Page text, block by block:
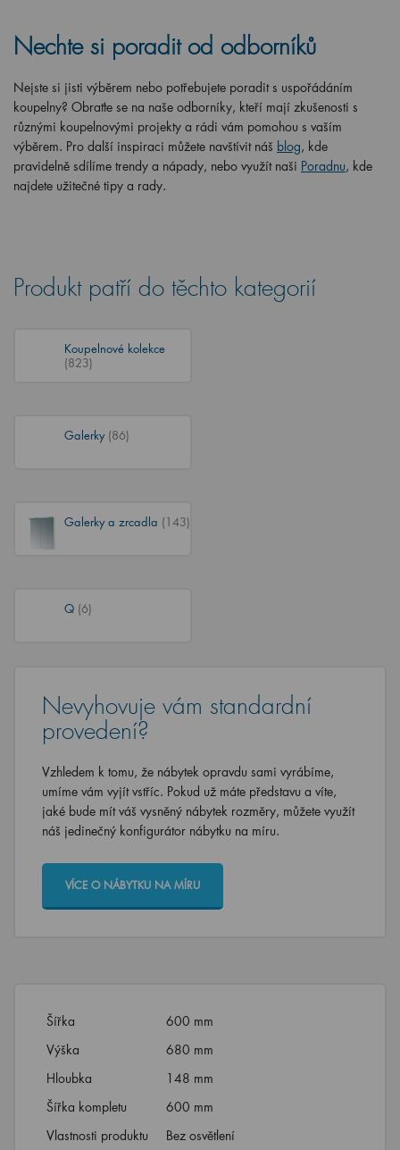
Nechte si poradit od odborníků
Nejste si jisti výběrem nebo potřebujete poradit s uspořádáním
koupelny? Obraťte se na naše odborníky, kteří mají zkušenosti s
různými koupelnovými projekty a rádi vám pomohou s vaším
výběrem. Pro další inspiraci můžete navštívit náš blog, kde
pravidelně sdílíme trendy a nápady, nebo využít naši Poradnu, kde
najdete užitečné tipy a rady.
Produkt patří do těchto kategorií
Koupelnové kolekce
(823)
Galerky (86)
Galerky a zrcadla (143)
Q (6)
Nevyhovuje vám standardní
provedení?
Vzhledem k tomu, že nábytek opravdu sami vyrábíme,
umíme vám vyjít vstříc. Pokud už máte představu a víte,
jaké bude mít váš vysněný nábytek rozměry, můžete využít
náš jedinečný konfigurátor nábytku na míru.
VÍCE O NÁBYTKU NA MÍRU
Šířka
600 mm
Výška
680 mm
Hloubka
148 mm
Šířka kompletu
600 mm
Vlastnosti produktu
Bez osvětlení